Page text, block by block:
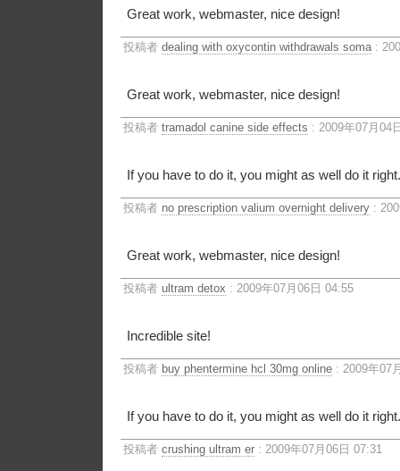
Great work, webmaster, nice design!
投稿者 dealing with oxycontin withdrawals soma:
Great work, webmaster, nice design!
投稿者 tramadol canine side effects : 2009年07月04
If you have to do it, you might as well do it right.
投稿者 no prescription valium overnight delivery :
Great work, webmaster, nice design!
投稿者 ultram detox : 2009年07月06日 04:55
Incredible site!
投稿者 buy phentermine hcl 30mg online : 2009年07
If you have to do it, you might as well do it right.
投稿者 crushing ultram er : 2009年07月06日 07:31